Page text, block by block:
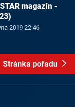
magazín -
2019 22:46
Stránka pořadu